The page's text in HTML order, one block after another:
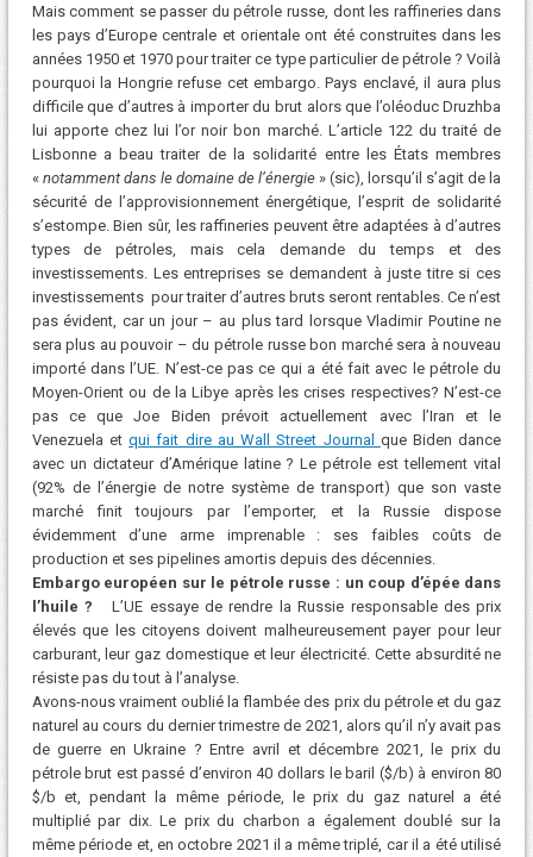
Mais comment se passer du pétrole russe, dont les raffineries dans
les pays d’Europe centrale et orientale ont été construites dans les
années 1950 et 1970 pour traiter ce type particulier de pétrole ? Voilà
pourquoi la Hongrie refuse cet embargo. Pays enclavé, il aura plus
difficile que d’autres à importer du brut alors que l’oléoduc Druzhba
lui apporte chez lui l’or noir bon marché. L’article 122 du traité de
Lisbonne a beau traiter de la solidarité entre les États membres
« notamment dans le domaine de l’énergie » (sic), lorsqu’il s’agit de la
sécurité de l’approvisionnement énergétique, l’esprit de solidarité
s’estompe. Bien sûr, les raffineries peuvent être adaptées à d’autres
types de pétroles, mais cela demande du temps et des
investissements. Les entreprises se demandent à juste titre si ces
investissements pour traiter d’autres bruts seront rentables. Ce n’est
pas évident, car un jour – au plus tard lorsque Vladimir Poutine ne
sera plus au pouvoir – du pétrole russe bon marché sera à nouveau
importé dans l’UE. N’est-ce pas ce qui a été fait avec le pétrole du
Moyen-Orient ou de la Libye après les crises respectives? N’est-ce
pas ce que Joe Biden prévoit actuellement avec l’Iran et le
Venezuela etqui fait dire au Wall Street Journal que Biden dance
avec un dictateur d’Amérique latine ? Le pétrole est tellement vital
(92% de l’énergie de notre système de transport) que son vaste
marché finit toujours par l’emporter, et la Russie dispose
évidemment d’une arme imprenable : ses faibles coûts de
production et ses pipelines amortis depuis des décennies.
Embargo européen sur le pétrole russe : un coup d’épée dans
l’huile ? L’UE essaye de rendre la Russie responsable des prix
élevés que les citoyens doivent malheureusement payer pour leur
carburant, leur gaz domestique et leur électricité. Cette absurdité ne
résiste pas du tout à l’analyse.
Avons-nous vraiment oublié la flambée des prix du pétrole et du gaz
naturel au cours du dernier trimestre de 2021, alors qu’il n’y avait pas
de guerre en Ukraine ? Entre avril et décembre 2021, le prix du
pétrole brut est passé d’environ 40 dollars le baril ($/b) à environ 80
$/b et, pendant la même période, le prix du gaz naturel a été
multiplié par dix. Le prix du charbon a également doublé sur la
même période et, en octobre 2021 il a même triplé, car il a été utilisé